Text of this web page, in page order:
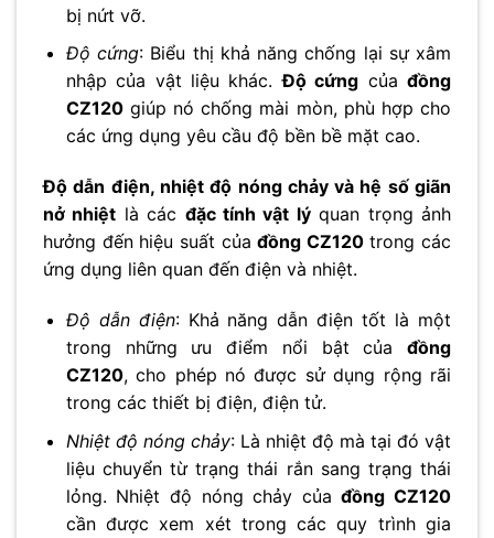
bị nứt vỡ.
Độ cứng: Biểu thị khả năng chống lại sự xâm
nhập của vật liệu khác.Độ cứng củađồng
CZ120giúp nó chống mài mòn, phù hợp cho
các ứng dụng yêu cầu độ bền bề mặt cao.
Độ dẫn điện, nhiệt độ nóng chảy và hệ số giãn
nở nhiệt là các đặc tính vật lýquan trọng ảnh
hưởng đến hiệu suất củađồng CZ120trong các
ứng dụng liên quan đến điện và nhiệt.
Độ dẫn điện: Khả năng dẫn điện tốt là một
trong những ưu điểm nổi bật của đồng
CZ120, cho phép nó được sử dụng rộng rãi
trong các thiết bị điện, điện tử.
Nhiệt độ nóng chảy: Là nhiệt độ mà tại đó vật
liệu chuyển từ trạng thái rắn sang trạng thái
lỏng. Nhiệt độ nóng chảy củađồng CZ120
cần được xem xét trong các quy trình gia